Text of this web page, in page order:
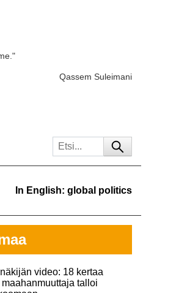
Qassem Suleimani
In English: global politics